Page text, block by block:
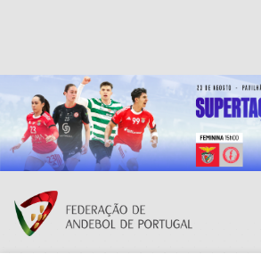
Resultados Andebol
Federação de Andebol de Portugal
Grátis - Disponivel na Play Store